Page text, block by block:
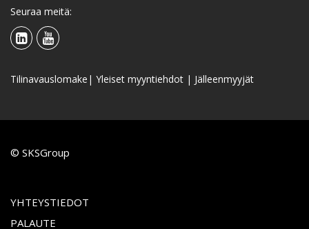
Seuraa meitä:
Tilinavauslomake | Yleiset myyntiehdot | Jälleenmyyjät
© SKSGroup
YHTEYSTIEDOT
PALAUTE